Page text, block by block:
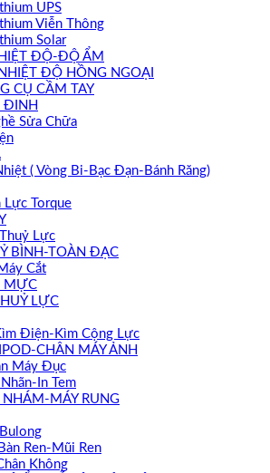
UPS
Viễn Thông
Solar
ĐỘ-ĐỘ ẨM
ĐỘ HỒNG NGOẠI
CỤ CẦM TAY
ĐINH
Sửa Chữa
( Vòng Bi-Bạc Đạn-Bánh Răng)
Lực Torque
Lực
BÌNH-TOÀN ĐẠC
Cắt
MỰC
LỰC
Điện-Kìm Cộng Lực
CHÂN MÁY ẢNH
Máy Đục
In Tem
NHÁM-MÁY RUNG
Ren-Mũi Ren
Không